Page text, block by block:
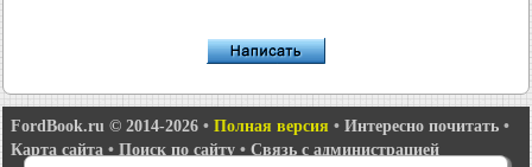
FordBook.ru © 2014-2026 • Полная версия • Интересно почитать •
Карта сайта • Поиск по сайту • Связь с администрацией